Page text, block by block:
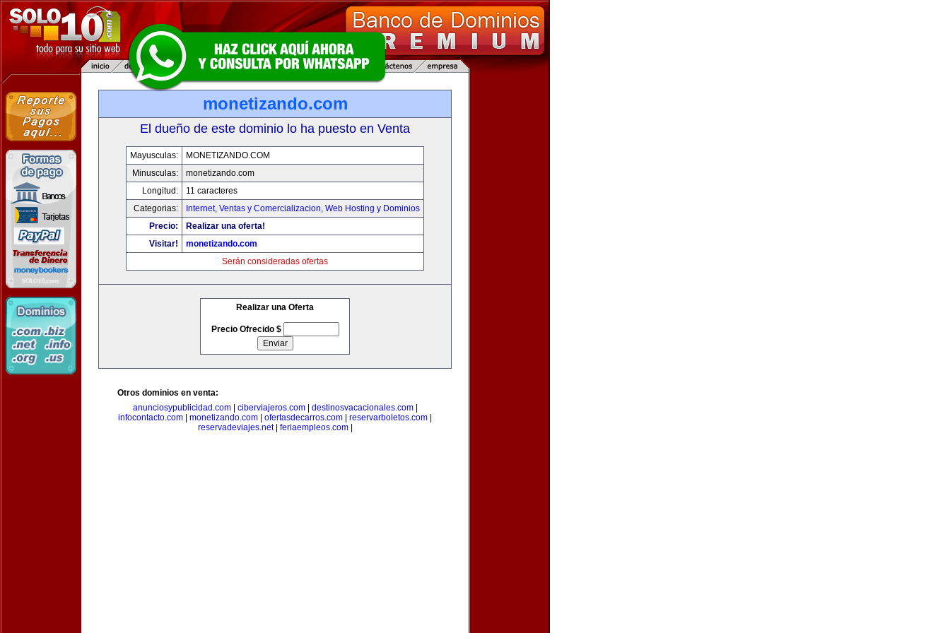
monetizando.com
El dueño de este dominio lo ha puesto en Venta
Mayusculas:
MONETIZANDO.COM
Minusculas:
monetizando.com
Longitud:
11 caracteres
Categorias:
Internet, Ventas y Comercializacion, Web Hosting y Dominios
Precio:
Realizar una oferta!
Visitar!
monetizando.com
Serán consideradas ofertas
Realizar una Oferta
Precio Ofrecido $
Otros dominios en venta:
anunciosypublicidad.com| ciberviajeros.com| destinosvacacionales.com|
infocontacto.com
monetizando.com ofertasdecarros.com reservarboletos.com
reservadeviajes.net| feriaempleos.com|